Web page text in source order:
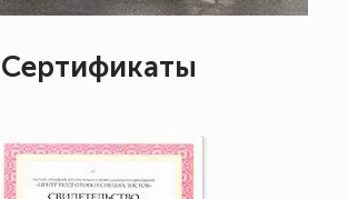
Сертификаты